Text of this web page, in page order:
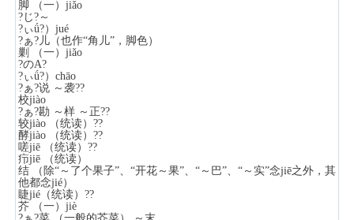
脚 （一）jiǎo
?じ?～
?ぃǘ?）jué
?ぁ?儿（也作“角儿”，脚色）
剿 （一）jiǎo
?のА?
?ぃǘ?）chāo
?ぁ?说 ～袭??
校jiào
?ぁ?勘 ～样 ～正??
较jiào （统读）??
酵jiào （统读）??
嗟jiē （统读）??
疖jiē （统读）
结 （除“～了个果子”、“开花～果”、“～巴”、“～实”念jiē之外，其
他都念jié）
睫jié（统读）??
芥 （一）jiè